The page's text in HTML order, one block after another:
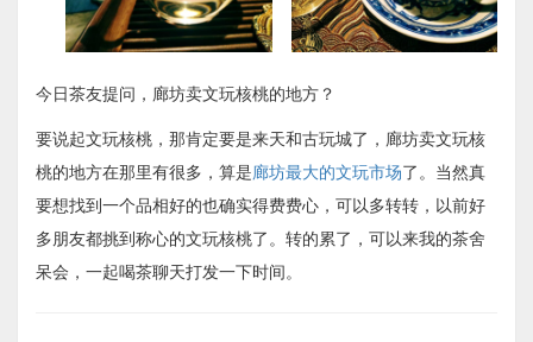
今日茶友提问，廊坊卖文玩核桃的地方？
要说起文玩核桃，那肯定要是来天和古玩城了，廊坊卖文玩核
桃的地方在那里有很多，算是廊坊最大的文玩市场了。当然真
要想找到一个品相好的也确实得费费心，可以多转转，以前好
多朋友都挑到称心的文玩核桃了。转的累了，可以来我的茶舍
呆会，一起喝茶聊天打发一下时间。